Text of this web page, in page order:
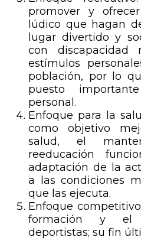
promover y
lúdico que hagan
lugar divertido y
con discapacidad
estímulos
población, por lo
puesto
personal.
Enfoque para la
como objetivo
salud, el
reeducación
adaptación de la
a las condiciones
que las ejecuta.
Enfoque
formación y el
deportistas; su fin